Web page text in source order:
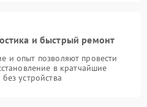
и быстрый ремонт
и опыт позволяют провести
в кратчайшие
устройства